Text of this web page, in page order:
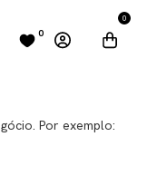
0
0
Por exemplo: